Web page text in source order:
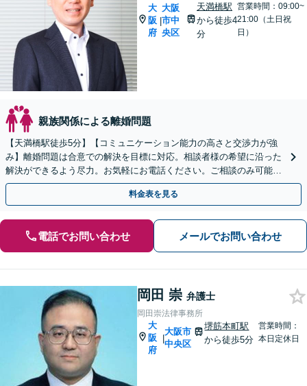
大
阪
府
|
大阪
市中
央区
天満橋駅
から徒歩4
分
営業時間：09:00~
21:00（土日祝
日）
親族関係による離婚問題
【天満橋駅徒歩5分】【コミュニケーション能力の高さと交渉力が強
み】離婚問題は合意での解決を目標に対応。相談者様の希望に沿った
解決ができるよう尽力。お気軽にお電話ください。ご相談のみ可能
【初回面談30分無料】【夜間・休日対応可】【出張相談可】
料金表を見る
電話でお問い合わせ メールでお問い合わせ
岡田 崇 弁護士
岡田崇法律事務所
大
阪
府
|
大阪市
中央区
堺筋本町駅
から徒歩5分
営業時間：
本日定休日